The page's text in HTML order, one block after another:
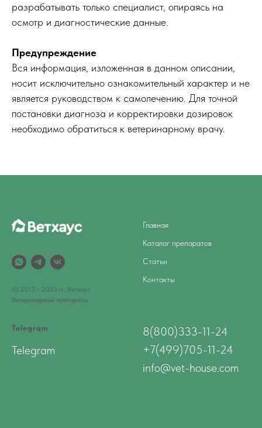
разрабатывать только специалист, опираясь на
осмотр и диагностические данные.
Предупреждение
Вся информация, изложенная в данном описании,
носит исключительно ознакомительный характер и не
является руководством к самолечению. Для точной
постановки диагноза и корректировки дозировок
необходимо обратиться к ветеринарному врачу.
© 2012 - 2023 гг., Ветхаус
Ветеринарные препараты
Главная
Каталог препаратов
Статьи
Контакты
Telegram
Telegram
8(800)333-11-24
+7(499)705-11-24
info@vet-house.com